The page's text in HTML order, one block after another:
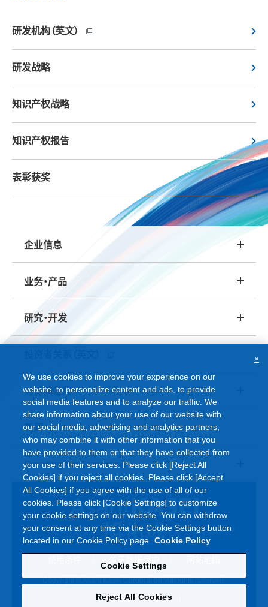
研发机构（英文）
研发战略
知识产权战略
知识产权报告
表彰获奖
企业信息
业务・产品
研究・开发
可持续发展
新闻
Creating for Tomorrow
Copyright © Asahi Kasei Corporation. All rights reserved.
沪ICP备14001988号
We use cookies to improve your experience on our
website, to personalize content and ads, to provide
social media features and to analyze our traffic. We
share information about your use of our website with
our social media, advertising and analytics partners,
who may combine it with other information that you
have provided to them or that they have collected from
your use of their services. Please click [Reject All
Cookies] if you reject all cookies. Please click [Accept
All Cookies] if you agree with the use of all of our
cookies. Please click [Cookie Settings] to customize
your cookie settings on our website. You can withdraw
your consent at any time via the Cookie Settings button
located in our Cookie Policy page. Cookie Policy
Cookie Settings
Reject All Cookies
×